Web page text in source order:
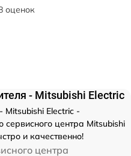
оценок
- Mitsubishi Electric
Mitsubishi Electric -
центра Mitsubishi
и качественно!
центра